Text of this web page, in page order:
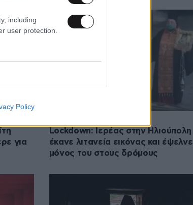
including
user protection.
Policy
για
Lockdown: Ιερέας στην Ηλιούπολη
έκανε λιτανεία εικόνας και έψελνε
μόνος του στους δρόμους